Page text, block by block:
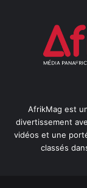
AfrikMag est
divertissement
vidéos et une
classés